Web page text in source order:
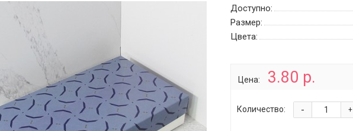
Доступно:
Размер:
Цвета:
Цена: 3.80 р.
Количество: +
-